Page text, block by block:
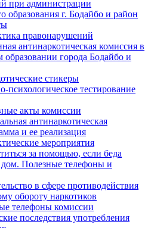
при администрации
образования г. Бодайбо и район
правонарушений
антинаркотическая комиссия в
города Бодайбо и
стикеры
психологическое тестирование
акты комиссии
антинаркотическая
и ее реализация
мероприятия
за помощью, если беда
Полезные телефоны и
в сфере противодействия
обороту наркотиков
телефоны комиссии
последствия употребления